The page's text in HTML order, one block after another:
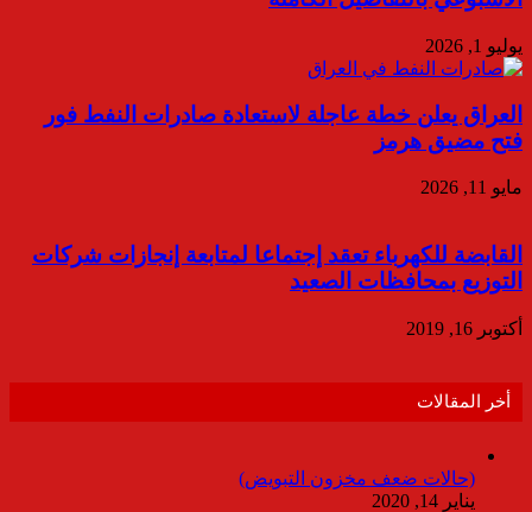
يوليو 1, 2026
العراق يعلن خطة عاجلة لاستعادة صادرات النفط فور
فتح مضيق هرمز
مايو 11, 2026
القابضة للكهرباء تعقد إجتماعا لمتابعة إنجازات شركات
التوزيع بمحافظات الصعيد
أكتوبر 16, 2019
أخر المقالات
(حالات ضعف مخزون التبويض)
يناير 14, 2020